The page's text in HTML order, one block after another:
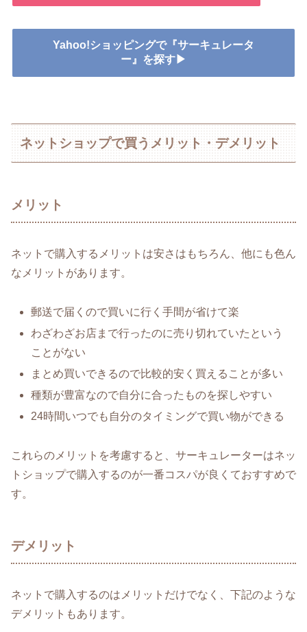
Yahoo!ショッピングで『サーキュレータ
ー』を探す▶
ネットショップで買うメリット・デメリット
メリット
ネットで購入するメリットは安さはもちろん、他にも色ん
なメリットがあります。
郵送で届くので買いに行く手間が省けて楽
わざわざお店まで行ったのに売り切れていたという
ことがない
まとめ買いできるので比較的安く買えることが多い
種類が豊富なので自分に合ったものを探しやすい
24時間いつでも自分のタイミングで買い物ができる
これらのメリットを考慮すると、サーキュレーターはネッ
トショップで購入するのが一番コスパが良くておすすめで
す。
デメリット
ネットで購入するのはメリットだけでなく、下記のような
デメリットもあります。